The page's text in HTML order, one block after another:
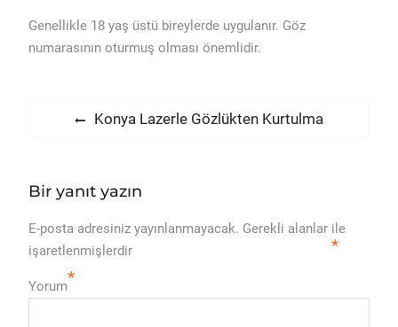
Genellikle 18 yaş üstü bireylerde uygulanır. Göz
numarasının oturmuş olması önemlidir.
Previous
Konya Lazerle Gözlükten Kurtulma
Bir yanıt yazın
E-posta adresiniz yayınlanmayacak. Gerekli alanlar
*
ile
işaretlenmişlerdir
Yorum*